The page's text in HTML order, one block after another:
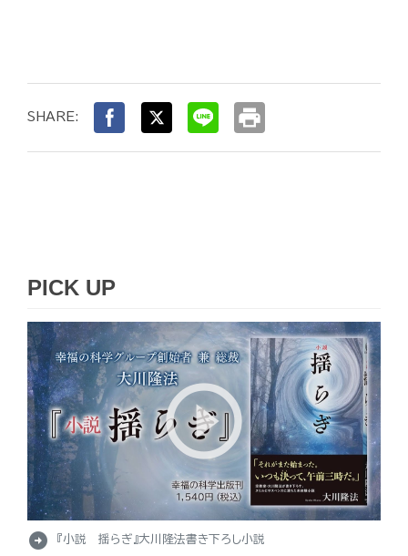
SHARE: print
PICK UP
arrow_circle_right 『小説 揺らぎ』大川隆法書き下ろし小説